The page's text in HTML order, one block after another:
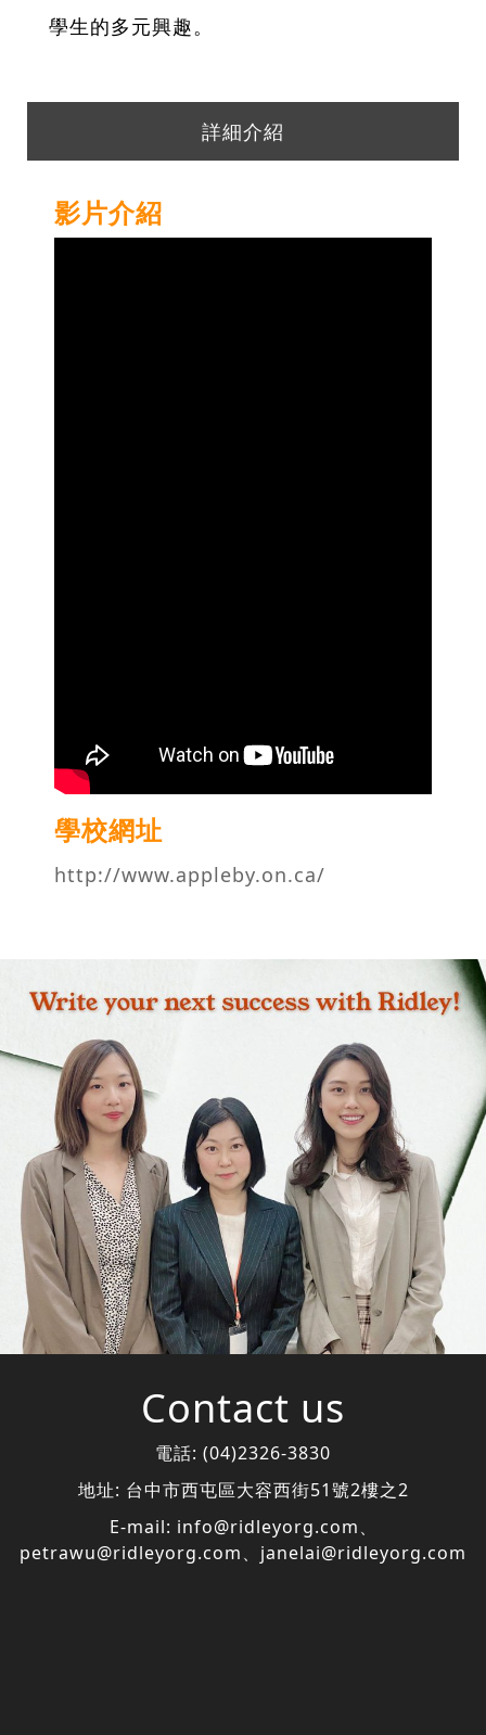
學生的多元興趣。
詳細介紹
影片介紹
學校網址
http://www.appleby.on.ca/
Contact us
電話: (04)2326-3830
地址: 台中市西屯區大容西街51號2樓之2
E-mail: info@ridleyorg.com、
petrawu@ridleyorg.com、 janelai@ridleyorg.com